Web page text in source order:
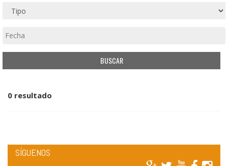
0 resultado
SÍGUENOS